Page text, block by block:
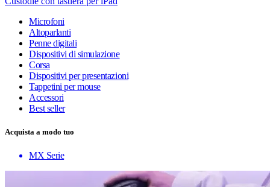
Microfoni
Altoparlanti
Penne digitali
Dispositivi di simulazione
Corsa
Dispositivi per presentazioni
Tappetini per mouse
Accessori
Best seller
Acquista a modo tuo
MX Serie